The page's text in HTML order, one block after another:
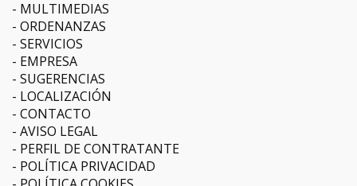
MULTIMEDIAS
ORDENANZAS
SERVICIOS
EMPRESA
SUGERENCIAS
LOCALIZACIÓN
CONTACTO
AVISO LEGAL
PERFIL DE CONTRATANTE
POLÍTICA PRIVACIDAD